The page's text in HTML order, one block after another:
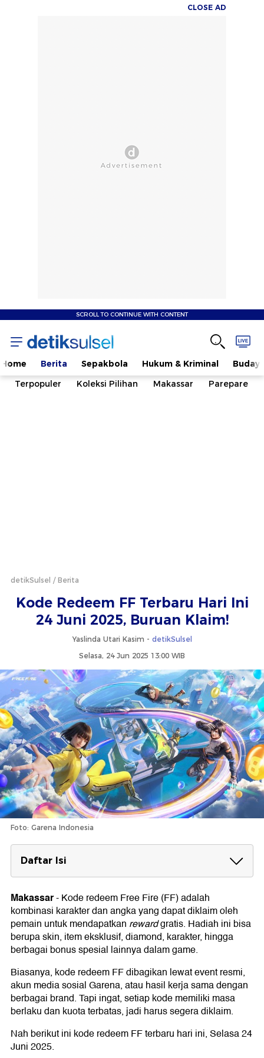
CLOSE AD
SCROLL TO CONTINUE WITH CONTENT
Home Berita Sepakbola Hukum & Kriminal
Terpopuler
Koleksi Pilihan Makassar Parepare
detikSulsel Berita
Kode Redeem FF Terbaru Hari Ini
24 Juni 2025, Buruan Klaim!
Yaslinda Utari Kasim - detikSulsel
Selasa, 24 Jun 2025 13:00 WIB
Foto: Garena Indonesia
Daftar Isi
Daftar Kode Redeem FF Selasa 24 Juni
2025
Cara Redeem Kode FF
Ketentuan Kode Redeem FF
Makassar-Kode redeem Free Fire (FF) adalah
kombinasi karakter dan angka yang dapat diklaim oleh
pemain untuk mendapatkan rewardgratis. Hadiah ini bisa
berupa skin, item eksklusif, diamond, karakter, hingga
berbagai bonus spesial lainnya dalam game.
Biasanya, kode redeem FF dibagikan lewat event resmi,
akun media sosial Garena, atau hasil kerja sama dengan
berbagai brand. Tapi ingat, setiap kode memiliki masa
berlaku dan kuota terbatas, jadi harus segera diklaim.
Nah berikut ini kode redeem FF terbaru hari ini, Selasa 24
Juni 2025.